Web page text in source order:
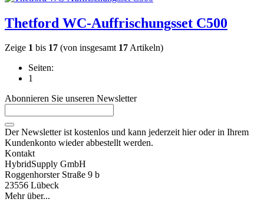
Thetford WC-Auffrischungsset C500
Zeige 1 bis 17 (von insgesamt 17Artikeln)
Seiten:
1
Abonnieren Sie unseren Newsletter
Der Newsletter ist kostenlos und kann jederzeit hier oder in Ihrem
Kundenkonto wieder abbestellt werden.
Kontakt
HybridSupply GmbH
Roggenhorster Straße 9 b
23556 Lübeck
Mehr über...